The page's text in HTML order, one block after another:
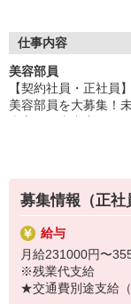
充実の福利厚生、各
お仕事以外も充実さ
【選べるお仕事い
▼工場・製造・軽作
機械/食品製造・梱
▼美容系
眉毛サロンのアイ
▼営業・販売
法人営業・アパレ
▼人気案件も多数♪
短期・期間限定・
仕事内容
美容部員
【契約社員・正社員】
美容部員を大募集！
カウンターにいらし
■スキンケアだけで
■「いろいろな化粧
が見つからなかった
てよかった！」と言
やすい方も多く、多
います。アクセーヌ
なな賞も受賞してい
募集情報（正社
給与
月給231000円〜
※残業代支給
★交通費別途支給（